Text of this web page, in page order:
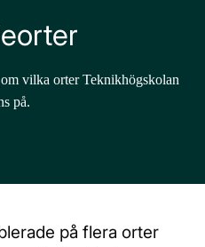
vilka orter Teknikhögskolan
på.
på flera orter